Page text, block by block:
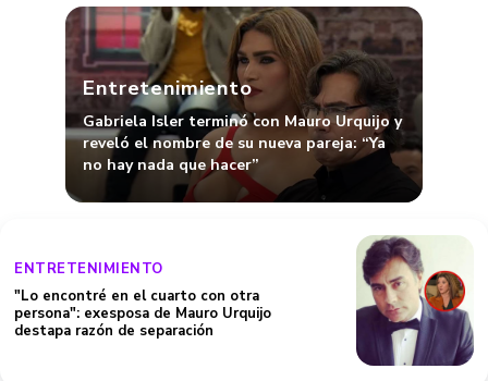
Entretenimiento
Gabriela Isler terminó con Mauro Urquijo y
reveló el nombre de su nueva pareja: “Ya
no hay nada que hacer”
ENTRETENIMIENTO
"Lo encontré en el cuarto con otra
persona": exesposa de Mauro Urquijo
destapa razón de separación